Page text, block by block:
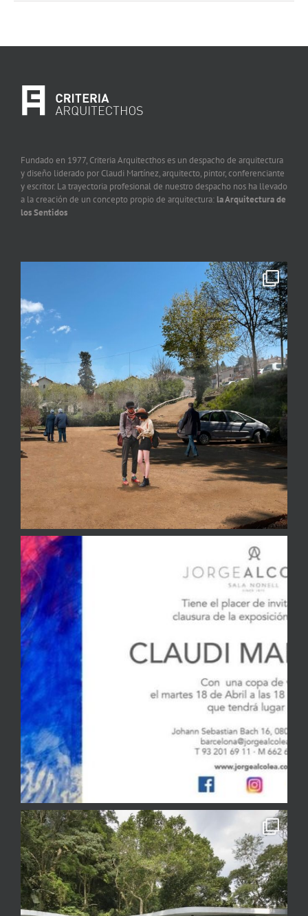
Fundado en 1977, Criteria Arquitecthos es un despacho de arquitectura
y diseño liderado por Claudi Martínez, arquitecto, pintor, conferenciante
y escritor. La trayectoria profesional de nuestro despacho nos ha llevado
a la creación de un concepto propio de arquitectura: la Arquitectura de
los Sentidos